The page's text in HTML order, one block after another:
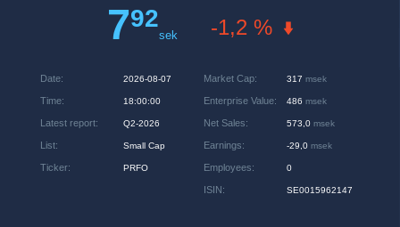
792
sek -1,2 %
Date: 2026-08-07
Time: 18:00:00
Latest report: Q2-2026
List: Small Cap
Ticker: PRFO
Market Cap: 317 msek
Enterprise Value: 486 msek
Net Sales: 573,0 msek
Earnings: -29,0 msek
Employees: 0
ISIN: SE0015962147